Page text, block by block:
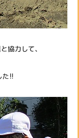
協力して、
た!!